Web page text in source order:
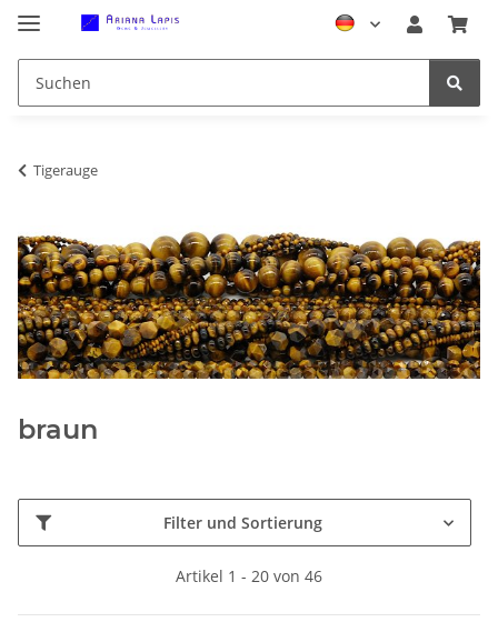
Tigerauge
braun
Filter und Sortierung
Artikel 1 - 20 von 46